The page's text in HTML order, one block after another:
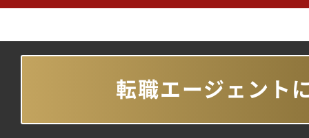
転職エージェント